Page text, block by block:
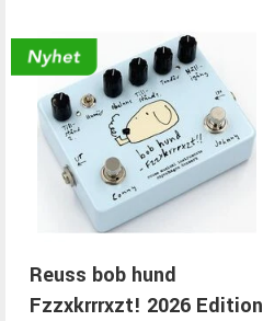
Reuss bob hund
Fzzxkrrrxzt! 2026 Edition